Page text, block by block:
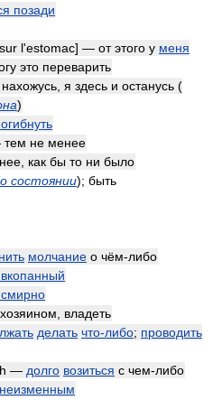
позади
l'estomac] — от этого у меня
это переварить
нахожусь, я здесь и останусь (
)
тем не менее
как бы то ни было
состоянии); быть
молчание о чём-либо
вкопанный
владеть
делать что-либо; проводить
— долго возиться с чем-либо
неизменным